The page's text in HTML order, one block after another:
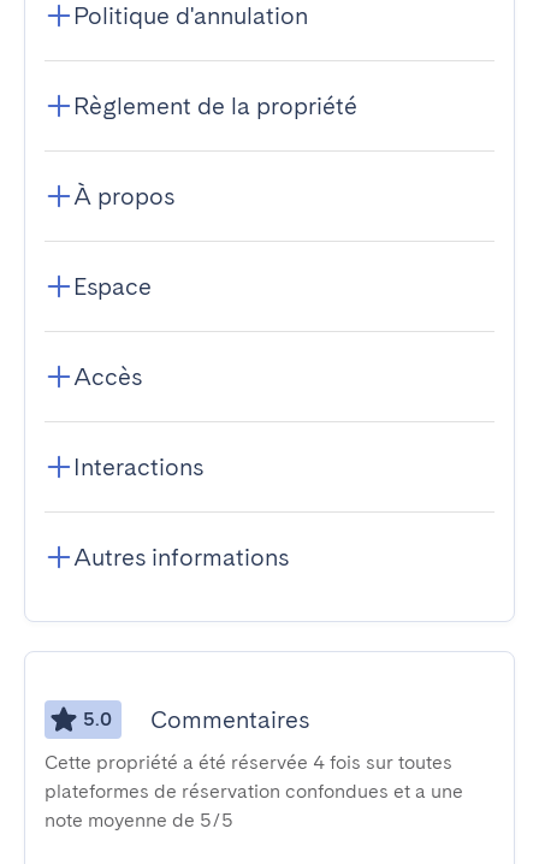
Politique d'annulation
Règlement de la propriété
À propos
Espace
Accès
Interactions
Autres informations
5.0 Commentaires
Cette propriété a été réservée 4 fois sur toutes
plateformes de réservation confondues et a une
note moyenne de 5/5